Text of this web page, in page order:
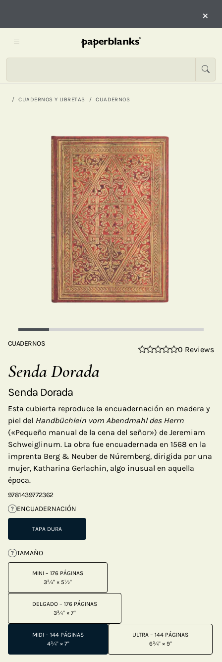
×
CUADERNOS Y LIBRETAS CUADERNOS
CUADERNOS
0 Reviews
Senda Dorada
Senda Dorada
Esta cubierta reproduce la encuadernación en madera y
piel del Handbüchlein vom Abendmahl des Herrn
(«Pequeño manual de la cena del señor») de Jeremiam
Schweiglinum. La obra fue encuadernada en 1568 en la
imprenta Berg & Neuber de Núremberg, dirigida por una
mujer, Katharina Gerlachin, algo inusual en aquella
época.
9781439772362
? ENCUADERNACIÓN
TAPA DURA
? TAMAÑO
MINI – 176 PÁGINAS
3¾" × 5½"
DELGADO – 176 PÁGINAS
3¾" × 7"
MIDI – 144 PÁGINAS
4¾" × 7"
ULTRA – 144 PÁGINAS
6¾" × 9"